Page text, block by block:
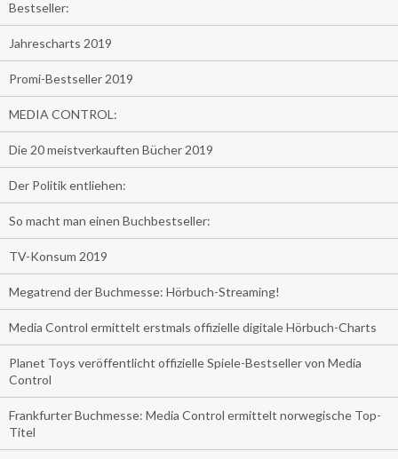
Bestseller:
Jahrescharts 2019
Promi-Bestseller 2019
MEDIA CONTROL:
Die 20 meistverkauften Bücher 2019
Der Politik entliehen:
So macht man einen Buchbestseller:
TV-Konsum 2019
Megatrend der Buchmesse: Hörbuch-Streaming!
Media Control ermittelt erstmals offizielle digitale Hörbuch-Charts
Planet Toys veröffentlicht offizielle Spiele-Bestseller von Media
Control
Frankfurter Buchmesse: Media Control ermittelt norwegische Top-
Titel